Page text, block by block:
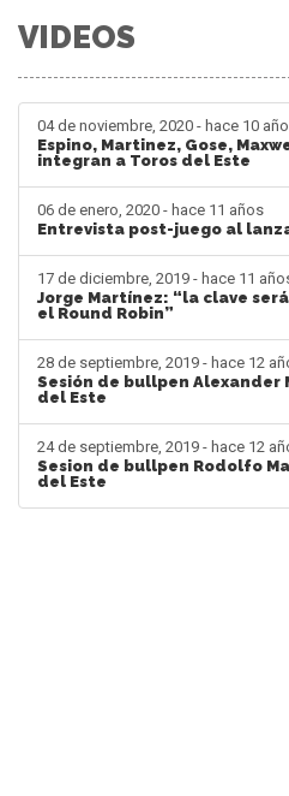
VIDEOS
04 de noviembre, 2020 - hace 10
Espino, Martinez, Gose,
integran a Toros del Este
06 de enero, 2020 - hace 11 años
Entrevista post-juego al
17 de diciembre, 2019 - hace 11
Jorge Martínez: “la clave
el Round Robin”
28 de septiembre, 2019 - hace 12
Sesión de bullpen Alexander
del Este
24 de septiembre, 2019 - hace 12
Sesion de bullpen Rodolfo
del Este